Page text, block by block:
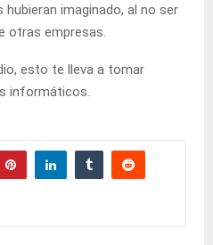
imaginado, al no ser
otras empresas.
esto te lleva a tomar
informáticos.